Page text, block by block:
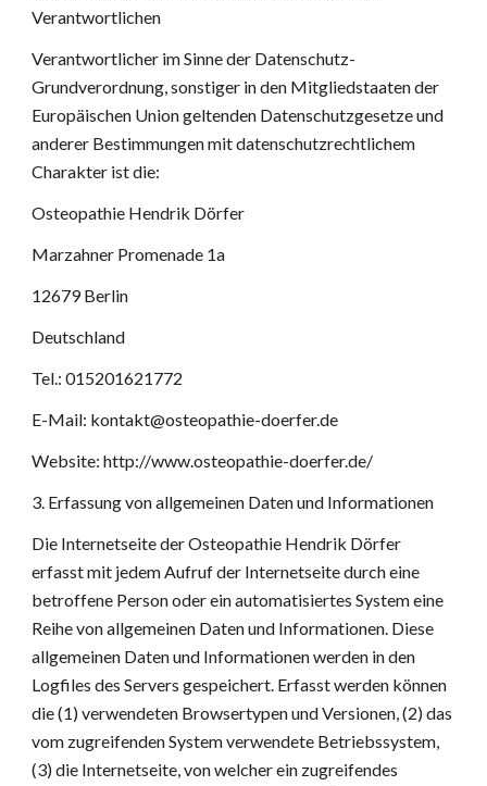
Verantwortlichen
Verantwortlicher im Sinne der Datenschutz-
Grundverordnung, sonstiger in den Mitgliedstaaten der
Europäischen Union geltenden Datenschutzgesetze und
anderer Bestimmungen mit datenschutzrechtlichem
Charakter ist die:
Osteopathie Hendrik Dörfer
Marzahner Promenade 1a
12679 Berlin
Deutschland
Tel.: 015201621772
E-Mail: kontakt@osteopathie-doerfer.de
Website: http://www.osteopathie-doerfer.de/
3. Erfassung von allgemeinen Daten und Informationen
Die Internetseite der Osteopathie Hendrik Dörfer
erfasst mit jedem Aufruf der Internetseite durch eine
betroffene Person oder ein automatisiertes System eine
Reihe von allgemeinen Daten und Informationen. Diese
allgemeinen Daten und Informationen werden in den
Logfiles des Servers gespeichert. Erfasst werden können
die (1) verwendeten Browsertypen und Versionen, (2) das
vom zugreifenden System verwendete Betriebssystem,
(3) die Internetseite, von welcher ein zugreifendes